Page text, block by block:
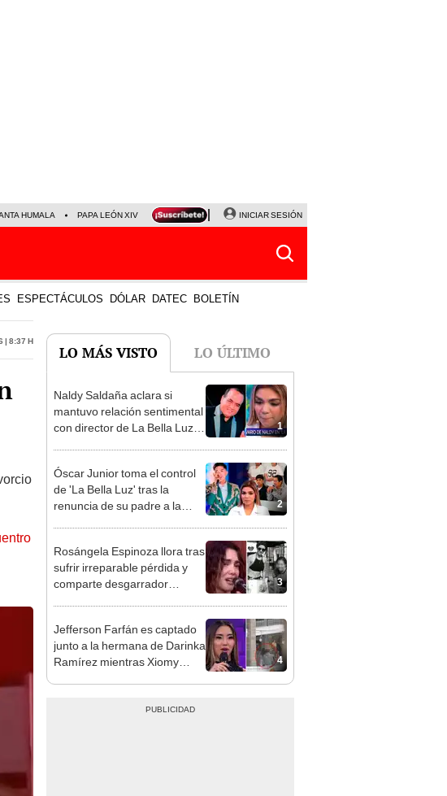
HUMALA PAPA LEÓN XIV NALDY SALDAÑA LA BELLA LUZ
INICIAR SESIÓN
ESPECTÁCULOS DÓLAR DATEC BOLETÍN
| 8:37 h
LO MÁS VISTO LO ÚLTIMO
1
Naldy Saldaña aclara si
mantuvo relación sentimental
con director de La Bella Luz
bajo”
2
Óscar Junior toma el control
de 'La Bella Luz' tras la
renuncia de su padre a la
3
Rosángela Espinoza llora tras
sufrir irreparable pérdida y
comparte desgarrador
4
Jefferson Farfán es captado
junto a la hermana de Darinka
Ramírez mientras Xiomy